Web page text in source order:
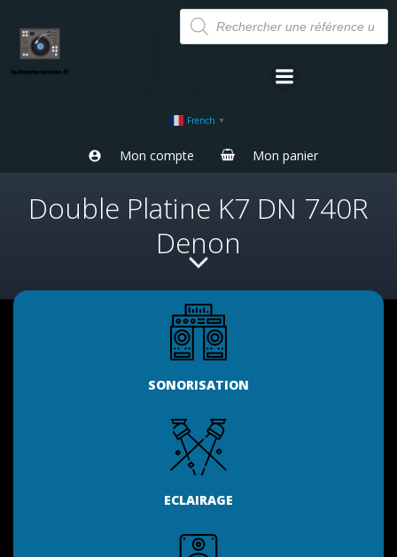
Aller
au
contenu
Recherche
de
produits
French ▼
Mon compte Mon panier
Double Platine K7 DN 740R
Denon
SONORISATION
ECLAIRAGE